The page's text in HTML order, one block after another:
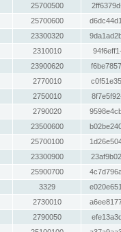
25700500
25700600
23300320
2310010
23900620
2770010
2750010
2790020
23500600
25700100
23300900
25900700
3329
2730010
2790050